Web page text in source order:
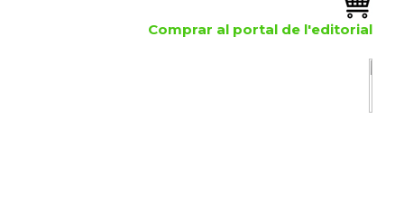
Comprar al portal de l'editorial